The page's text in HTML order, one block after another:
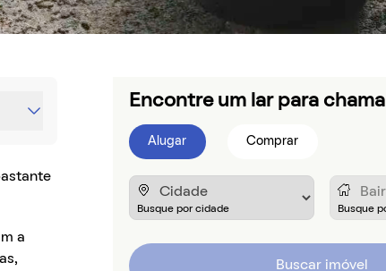
a
Encontre um lar para
Alugar Comprar
Buscar imóvel